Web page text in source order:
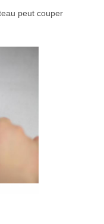
peut couper